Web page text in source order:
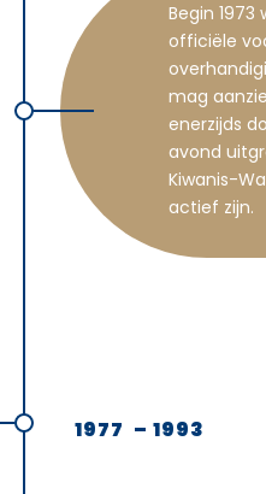
Begin
officiële
mag
enerzijds
avond
Kiwanis-
actief zijn.
1977 – 1993